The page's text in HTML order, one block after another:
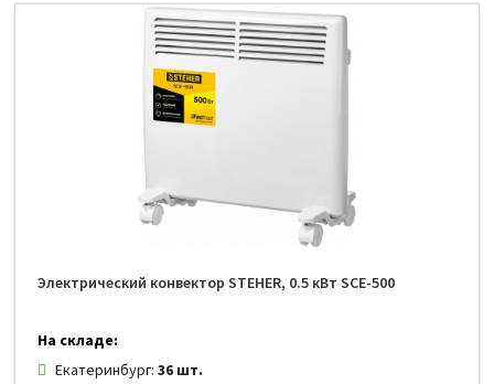
Электрический конвектор STEHER, 0.5 кВт SCE-500
На складе:
Екатеринбург:36 шт.